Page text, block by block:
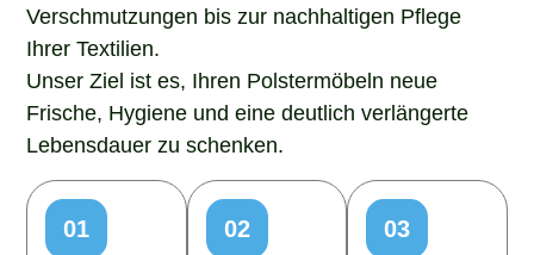
Verschmutzungen bis zur nachhaltigen Pflege
Ihrer Textilien.
Unser Ziel ist es, Ihren Polstermöbeln neue
Frische, Hygiene und eine deutlich verlängerte
Lebensdauer zu schenken.
01
02
03